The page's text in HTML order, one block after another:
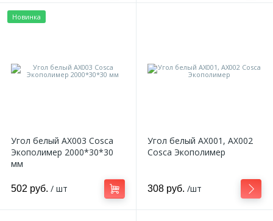
Новинка
Угол белый AX003 Cosca
Экополимер 2000*30*30
мм
502 руб. / шт
Угол белый AX001, AX002
Cosca Экополимер
308 руб. /шт